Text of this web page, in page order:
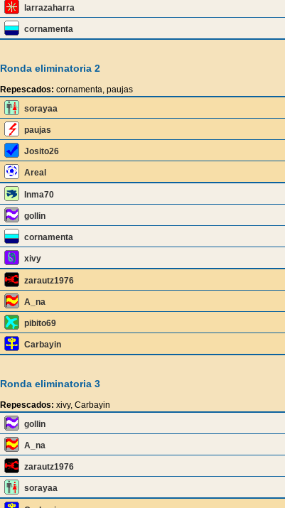
larrazaharra
cornamenta
Ronda eliminatoria 2
Repescados: cornamenta, paujas
sorayaa
paujas
Josito26
Areal
Inma70
gollin
cornamenta
xivy
zarautz1976
A_na
pibito69
Carbayin
Ronda eliminatoria 3
Repescados: xivy, Carbayin
gollin
A_na
zarautz1976
sorayaa